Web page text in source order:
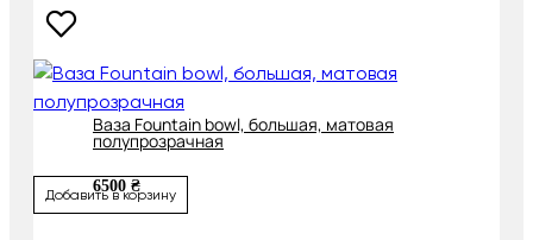
Ваза Fountain bowl, большая, матовая
полупрозрачная
6500 ₴
Добавить в корзину